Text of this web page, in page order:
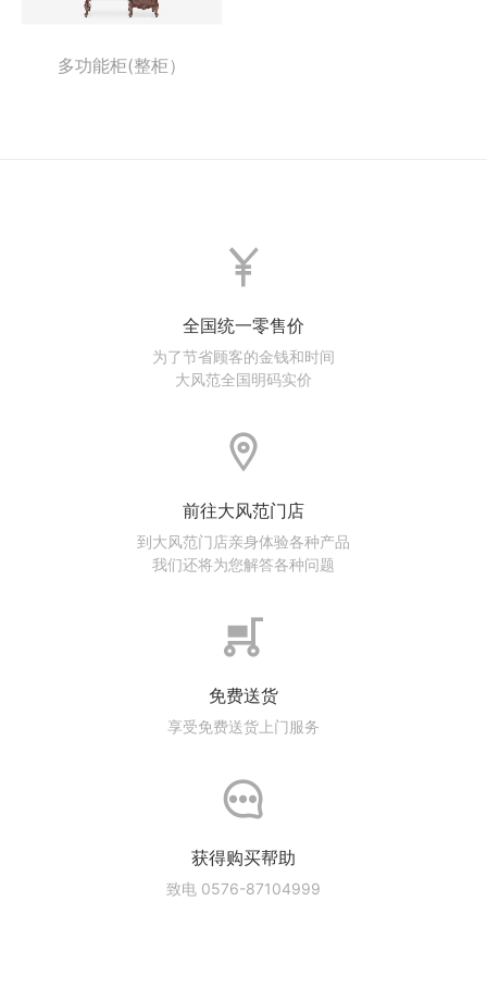
多功能柜(整柜）
全国统一零售价
为了节省顾客的金钱和时间
大风范全国明码实价
前往大风范门店
到大风范门店亲身体验各种产品
我们还将为您解答各种问题
免费送货
享受免费送货上门服务
获得购买帮助
致电 0576-87104999